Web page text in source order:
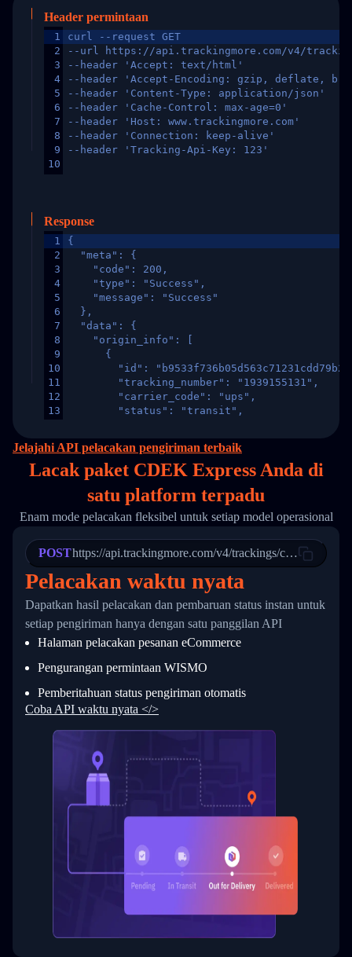
Header permintaan
1
2
3
4
5
6
7
8
9
10
curl --request GET
--url https://api.trackingmore.com/v4/trackings/
--header 'Accept: text/html'
--header 'Accept-Encoding: gzip, deflate,
--header 'Content-Type: application/json'
--header 'Cache-Control: max-age=0'
--header 'Host: www.trackingmore.com'
--header 'Connection: keep-alive'
--header 'Tracking-Api-Key: 123'
Response
1
2
3
4
5
6
7
8
9
10
11
12
13
16
17
21
22
23
24
25
27
28
29
31
33
34
{
  "meta": {
    "code": 200,
    "type": "Success",
    "message": "Success"
  },
  "data": {
    "origin_info": [
      {
"id":
        "tracking_number": "1939155131",
        "carrier_code": "ups",
        "status": "transit",
        "itemTimeLength": 2,
        "weblink": "",
        "phone": null,
        "trackinfo": [
          {
            "Date": "2017-03-08 04: 22: 00",
"StatusDescription": "Departed
"Details": "Departed Facility
          },
          {
            "Date": "2017-03-06 15:28:00",
"StatusDescription": "Shipment
"Details": "BEIJING-
          }
        ]
      }
  }
}
Jelajahi API pelacakan pengiriman terbaik
Lacak paket CDEK Express Anda di
satu platform terpadu
Enam mode pelacakan fleksibel untuk setiap model operasional
POSThttps://api.trackingmore.com/v4/trackings/create
Pelacakan waktu nyata
Dapatkan hasil pelacakan dan pembaruan status instan untuk
setiap pengiriman hanya dengan satu panggilan API
Halaman pelacakan pesanan eCommerce
Pengurangan permintaan WISMO
Pemberitahuan status pengiriman otomatis
Coba API waktu nyata </>